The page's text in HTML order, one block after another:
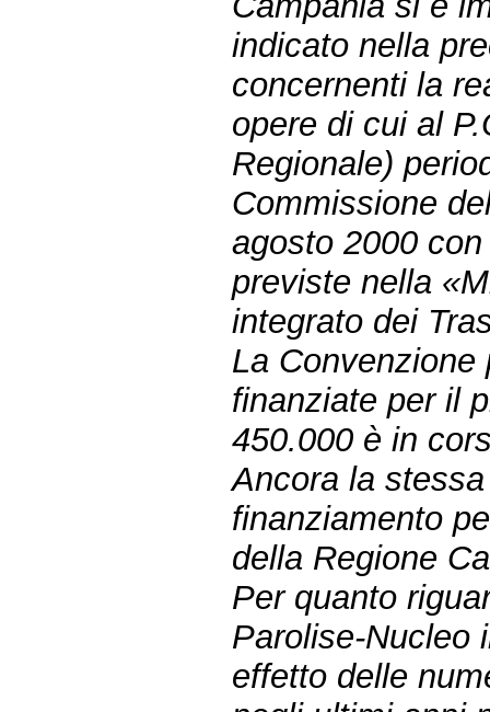
indicato nella
concernenti la
opere di cui al
Regionale)
Commissione
agosto 2000
previste nella
integrato dei
La
finanziate per il
450.000 è in
Ancora la
finanziamento
della Regione
Per quanto
Parolise-Nucleo
effetto delle